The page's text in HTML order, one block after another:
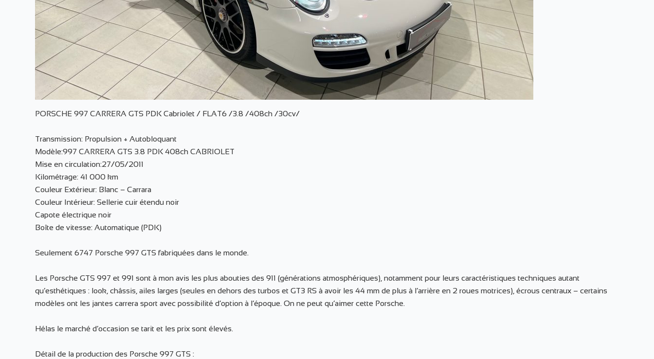
PORSCHE 997 CARRERA GTS PDK Cabriolet / FLAT6 /3.8 /408ch /30cv/
Transmission: Propulsion + Autobloquant
Modèle:997 CARRERA GTS 3.8 PDK 408ch CABRIOLET
Mise en circulation:27/05/2011
Kilométrage: 41 000 km
Couleur Extérieur: Blanc – Carrara
Couleur Intérieur: Sellerie cuir étendu noir
Capote électrique noir
Boîte de vitesse: Automatique (PDK)
Seulement 6747 Porsche 997 GTS fabriquées dans le monde.
Les Porsche GTS 997 et 991 sont à mon avis les plus abouties des 911 (générations atmosphériques), notamment pour leurs caractéristiques techniques autant
qu’esthétiques : look, châssis, ailes larges (seules en dehors des turbos et GT3 RS à avoir les 44 mm de plus à l’arrière en 2 roues motrices), écrous centraux – certains
modèles ont les jantes carrera sport avec possibilité d’option à l’époque. On ne peut qu’aimer cette Porsche.
Hélas le marché d’occasion se tarit et les prix sont élevés.
Détail de la production des Porsche 997 GTS :